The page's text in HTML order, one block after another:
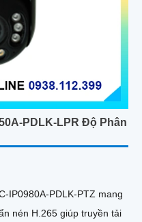
PDLK-LPR Độ Phân
IP0980A-PDLK-PTZ mang
nén H.265 giúp truyền tải